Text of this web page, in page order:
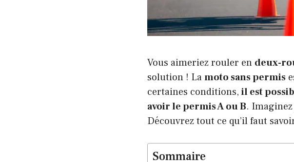
Vous aimeriez rouler en deux-
solution ! Lamoto sans permis
certaines conditions, il est
avoir le permis A ou B.
Découvrez tout ce qu’il faut
Sommaire